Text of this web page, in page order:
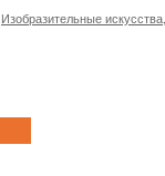
Изобразительные искусства